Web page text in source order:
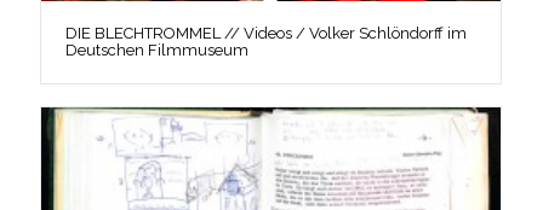
DIE BLECHTROMMEL // Videos / Volker Schlöndorff im
Deutschen Filmmuseum